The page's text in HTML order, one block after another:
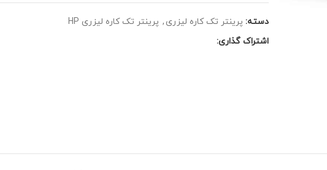
دسته: پرینتر تک کاره لیزری , پرینتر تک کاره لیزری HP
اشتراک گذاری: